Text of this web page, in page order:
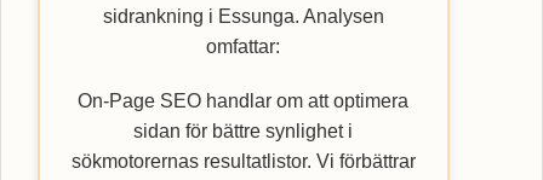
sidrankning i Essunga. Analysen
omfattar:
On-Page SEO handlar om att optimera
sidan för bättre synlighet i
sökmotorernas resultatlistor. Vi förbättrar